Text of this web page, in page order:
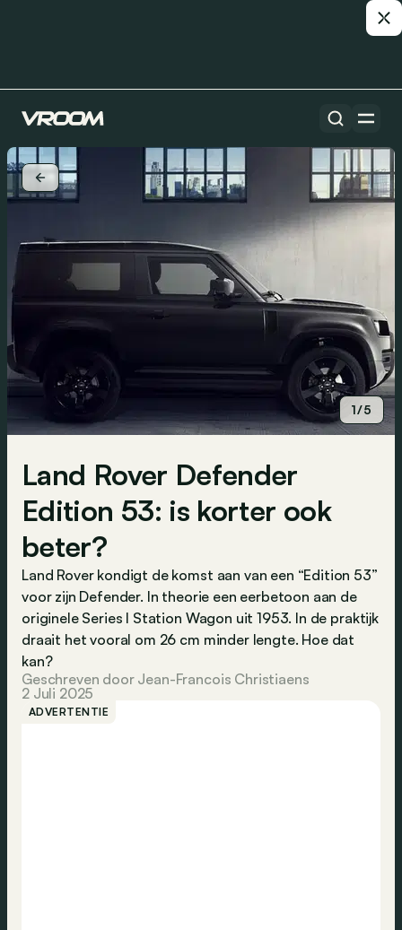
1/5
Land Rover Defender
Edition 53: is korter ook
beter?
Land Rover kondigt de komst aan van een “Edition 53”
voor zijn Defender. In theorie een eerbetoon aan de
originele Series I Station Wagon uit 1953. In de praktijk
draait het vooral om 26 cm minder lengte. Hoe dat
kan?
Geschreven door Jean-Francois Christiaens
2 Juli 2025
ADVERTENTIE